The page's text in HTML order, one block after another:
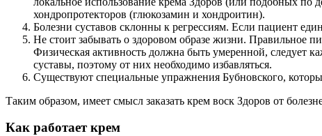
хондропротекторов (глюкозамин и хондроитин).
Болезни суставов склонны к регрессиям. Если пациент
Не стоит забывать о здоровом образе жизни. Правильное
Физическая активность должна быть умеренной, следует
суставы, поэтому от них необходимо избавляться.
Существуют специальные упражнения Бубновского,
Таким образом, имеет смысл заказать крем воск Здоров от
Как работает крем